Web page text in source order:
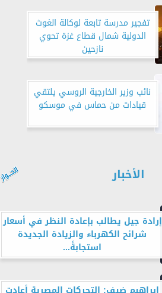
تفجير مدرسة تابعة لوكالة الغوث
الدولية شمال قطاع غزة تحوي
نازحين
نائب وزير الخارجية الروسي يلتقي
قيادات من حماس في موسكو
الأخبار
إرادة جيل يطالب بإعادة النظر في أسعار
شرائح الكهرباء والزيادة الجديدة
استجابةً...